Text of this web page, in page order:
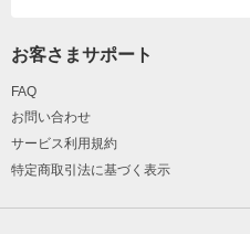
お客さまサポート
FAQ
お問い合わせ
サービス利用規約
特定商取引法に基づく表示